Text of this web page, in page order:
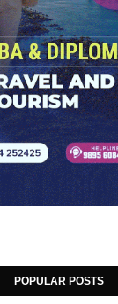
POPULAR POSTS